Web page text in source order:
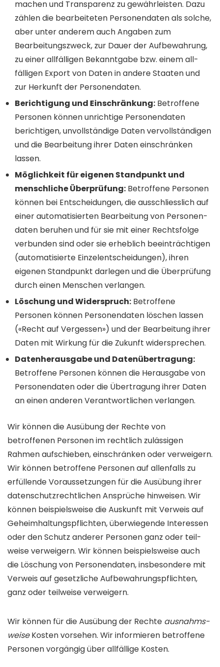
machen und Trans­parenz zu gewähr­leisten. Dazu
zählen die bearbeiteten Personen­daten als solche,
aber unter anderem auch Angaben zum
Bearbeitungs­zweck, zur Dauer der Auf­bewahrung,
zu einer all­fälligen Bekannt­gabe bzw. einem all­
fälligen Export von Daten in andere Staaten und
zur Herkunft der Personen­daten.
Berichtigung und Einschränkung: Betroffene
Personen können unrichtige Personen­daten
berichtigen, unvoll­ständige Daten vervoll­ständigen
und die Bear­beitung ihrer Daten ein­schränken
lassen.
Möglichkeit für eigenen Stand­punkt und
mensch­liche Überprüfung: Betroffene Personen
können bei Entscheidungen, die ausschliess­lich auf
einer auto­matisierten Bearbeitung von Personen­
daten beruhen und für sie mit einer Rechts­folge
verbunden sind oder sie erheblich beein­trächtigen
(auto­matisierte Einzel­entscheidungen), ihren
eigenen Stand­punkt darlegen und die Über­prüfung
durch einen Menschen verlangen.
Löschung und Widerspruch: Betroffene
Personen können Personen­daten löschen lassen
(«Recht auf Ver­gessen») und der Bear­beitung ihrer
Daten mit Wirkung für die Zukunft wider­sprechen.
Datenherausgabe und Datenübertragung:
Betroffene Personen können die Heraus­gabe von
Personen­daten oder die Übe­rtragung ihrer Daten
an einen anderen Verant­wortlichen verlangen.
Wir können die Ausübung der Rechte von
betroffenen Personen im recht­lich zu­lässigen
Rahmen auf­schieben, ein­schränken oder ver­weigern.
Wir können betroffene Personen auf allen­falls zu
erfüllende Voraus­setzungen für die Ausübung ihrer
daten­schutz­rechtlichen Ansprüche hinweisen. Wir
können beispiels­weise die Aus­kunft mit Ver­weis auf
Geheim­haltungs­pflichten, überwiegende Inter­essen
oder den Schutz anderer Personen ganz oder teil­
weise verweigern. Wir können beispielsweise auch
die Löschung von Personen­daten, ins­besondere mit
Verweis auf gesetz­liche Auf­bewahrungs­pflichten,
ganz oder teil­weise verweigern.
Wir können für die Aus­übung der Rechte ausnahms­
weiseKosten vor­sehen. Wir infor­mieren be­troffene
Per­sonen vorgängig über all­fällige Kosten.